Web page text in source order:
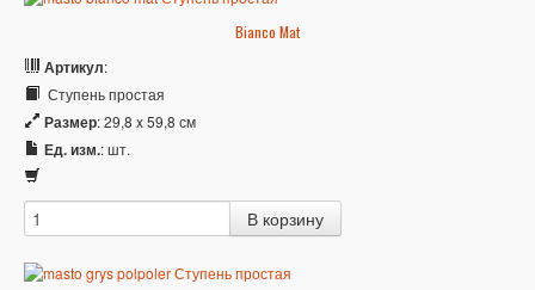
Bianco Mat
Артикул:
Ступень простая
Размер: 29,8 x 59,8 см
Ед. изм.: шт.